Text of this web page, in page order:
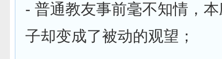
- 普通教友事前毫不知情，
子却变成了被动的观望；